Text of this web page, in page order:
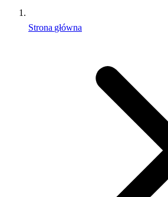
Strona główna